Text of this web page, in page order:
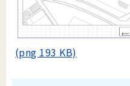
(png 193 KB)